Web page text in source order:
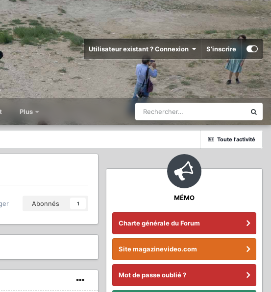
Utilisateur existant ? Connexion S’inscrire
Plus
Toute l’activité
Abonnés 1
MÉMO
Charte générale du Forum
Site magazinevideo.com
Mot de passe oublié ?